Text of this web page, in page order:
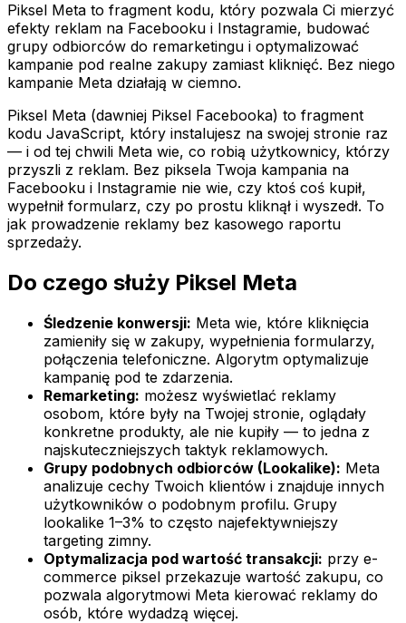
Piksel Meta to fragment kodu, który pozwala Ci mierzyć
efekty reklam na Facebooku i Instagramie, budować
grupy odbiorców do remarketingu i optymalizować
kampanie pod realne zakupy zamiast kliknięć. Bez niego
kampanie Meta działają w ciemno.
Piksel Meta (dawniej Piksel Facebooka) to fragment
kodu JavaScript, który instalujesz na swojej stronie raz
— i od tej chwili Meta wie, co robią użytkownicy, którzy
przyszli z reklam. Bez piksela Twoja kampania na
Facebooku i Instagramie nie wie, czy ktoś coś kupił,
wypełnił formularz, czy po prostu kliknął i wyszedł. To
jak prowadzenie reklamy bez kasowego raportu
sprzedaży.
Do czego służy Piksel Meta
Śledzenie konwersji: Meta wie, które kliknięcia
zamieniły się w zakupy, wypełnienia formularzy,
połączenia telefoniczne. Algorytm optymalizuje
kampanię pod te zdarzenia.
Remarketing: możesz wyświetlać reklamy
osobom, które były na Twojej stronie, oglądały
konkretne produkty, ale nie kupiły — to jedna z
najskuteczniejszych taktyk reklamowych.
Grupy podobnych odbiorców (Lookalike): Meta
analizuje cechy Twoich klientów i znajduje innych
użytkowników o podobnym profilu. Grupy
lookalike 1–3% to często najefektywniejszy
targeting zimny.
Optymalizacja pod wartość transakcji: przy e-
commerce piksel przekazuje wartość zakupu, co
pozwala algorytmowi Meta kierować reklamy do
osób, które wydadzą więcej.